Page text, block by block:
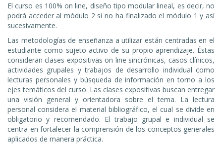
El curso es 100% on line, diseño tipo modular lineal, es decir, no
podrá acceder al módulo 2 si no ha finalizado el módulo 1 y así
sucesivamente.
Las metodologías de enseñanza a utilizar están centradas en el
estudiante como sujeto activo de su propio aprendizaje. Éstas
consideran clases expositivas on line sincrónicas, casos clínicos,
actividades grupales y trabajos de desarrollo individual como
lecturas personales y búsqueda de información en torno a los
ejes temáticos del curso. Las clases expositivas buscan entregar
una visión general y orientadora sobre el tema. La lectura
personal considera el material bibliográfico, el cual se divide en
obligatorio y recomendado. El trabajo grupal e individual se
centra en fortalecer la comprensión de los conceptos generales
aplicados de manera práctica.